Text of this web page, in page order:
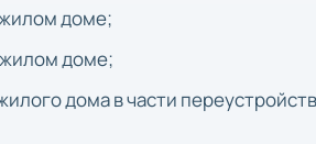
доме;
жилом доме;
дома в части